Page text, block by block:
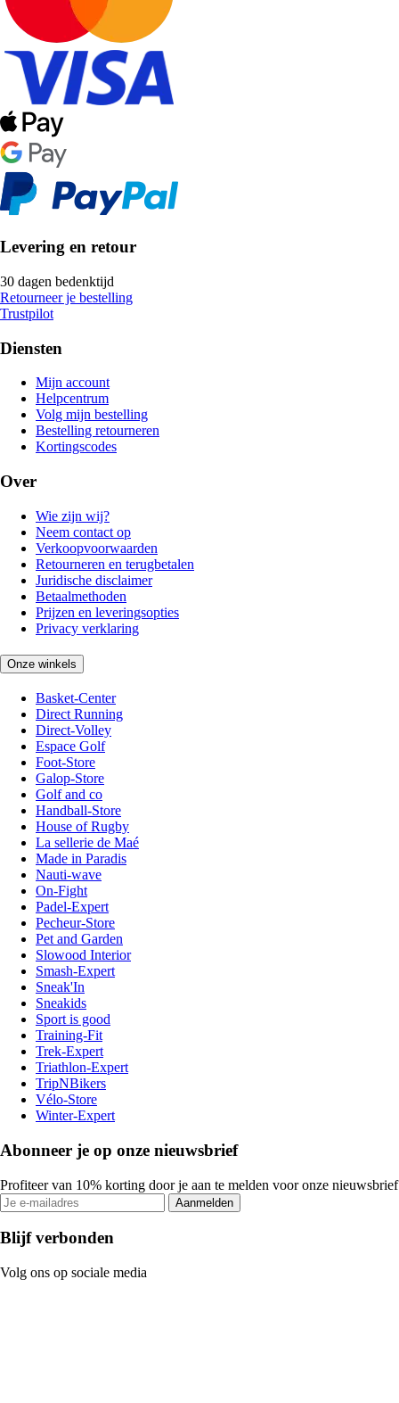
Levering en retour
30 dagen bedenktijd
Retourneer je bestelling
Trustpilot
Diensten
Mijn account
Helpcentrum
Volg mijn bestelling
Bestelling retourneren
Kortingscodes
Over
Wie zijn wij?
Neem contact op
Verkoopvoorwaarden
Retourneren en terugbetalen
Juridische disclaimer
Betaalmethoden
Prijzen en leveringsopties
Privacy verklaring
Onze winkels
Basket-Center
Direct Running
Direct-Volley
Espace Golf
Foot-Store
Galop-Store
Golf and co
Handball-Store
House of Rugby
La sellerie de Maé
Made in Paradis
Nauti-wave
On-Fight
Padel-Expert
Pecheur-Store
Pet and Garden
Slowood Interior
Smash-Expert
Sneak'In
Sneakids
Sport is good
Training-Fit
Trek-Expert
Triathlon-Expert
TripNBikers
Vélo-Store
Winter-Expert
Abonneer je op onze nieuwsbrief
Profiteer van 10% korting door je aan te melden voor onze nieuwsbrief
Aanmelden
Blijf verbonden
Volg ons op sociale media